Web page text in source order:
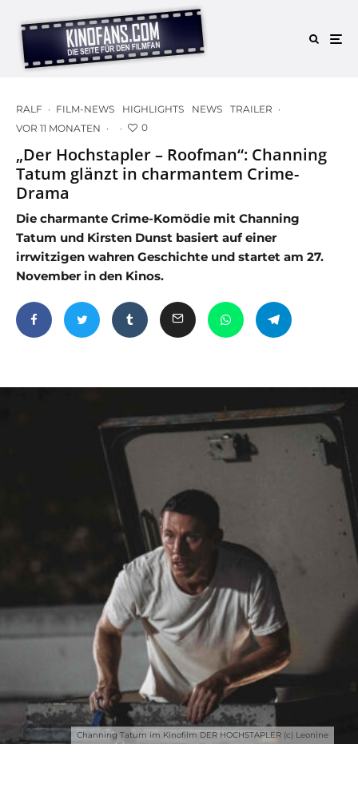
RALF · FILM-NEWS HIGHLIGHTS NEWS TRAILER ·
VOR 11 MONATEN · · 0
„Der Hochstapler – Roofman“: Channing
Tatum glänzt in charmantem Crime-
Drama
Die charmante Crime-Komödie mit Channing
Tatum und Kirsten Dunst basiert auf einer
irrwitzigen wahren Geschichte und startet am 27.
November in den Kinos.
Channing Tatum im Kinofilm DER HOCHSTAPLER (c) Leonine